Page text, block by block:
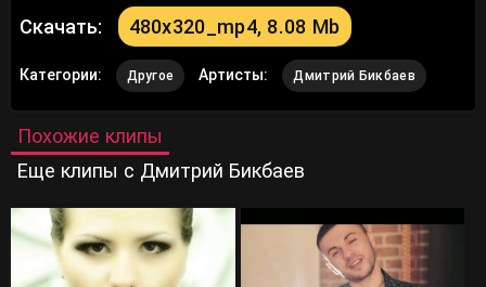
Скачать: 480x320_mp4, 8.08 Mb
Категории: Другое Артисты: Дмитрий Бикбаев
Похожие клипы
Еще клипы с Дмитрий Бикбаев